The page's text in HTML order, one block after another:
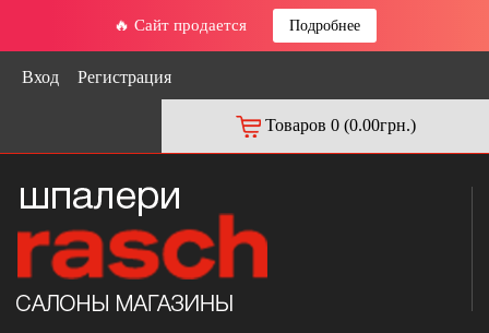
🔥 Сайт продается Подробнее
Вход Регистрация
Товаров 0 (0.00грн.)